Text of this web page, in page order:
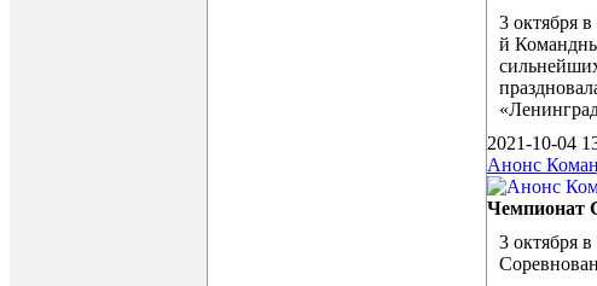
3 октября
й
2021-10-04
Анонс
Чемпионат
3 октября